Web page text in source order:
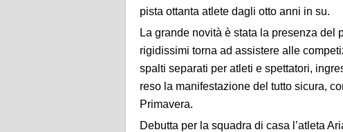
pista ottanta atlete dagli otto anni in su.
La grande novità è stata la presenza
rigidissimi torna ad assistere alle
spalti separati per atleti e spettatori,
reso la manifestazione del tutto sicura,
Primavera.
Debutta per la squadra di casa l’atleta